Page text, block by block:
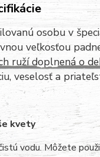
osobu v
veľkosťou
ruží doplnená o
veselosť a
kvety
vodu. Môžete